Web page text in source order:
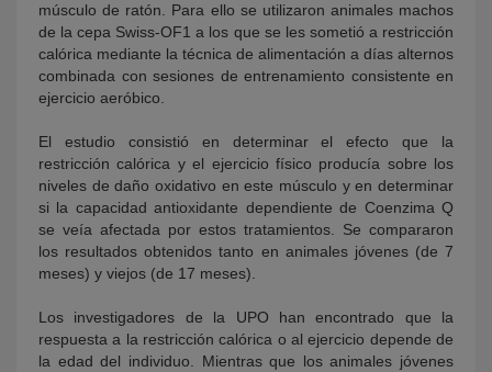
músculo de ratón. Para ello se utilizaron animales machos
de la cepa Swiss-OF1 a los que se les sometió a restricción
calórica mediante la técnica de alimentación a días alternos
combinada con sesiones de entrenamiento consistente en
ejercicio aeróbico.
El estudio consistió en determinar el efecto que la
restricción calórica y el ejercicio físico producía sobre los
niveles de daño oxidativo en este músculo y en determinar
si la capacidad antioxidante dependiente de Coenzima Q
se veía afectada por estos tratamientos. Se compararon
los resultados obtenidos tanto en animales jóvenes (de 7
meses) y viejos (de 17 meses).
Los investigadores de la UPO han encontrado que la
respuesta a la restricción calórica o al ejercicio depende de
la edad del individuo. Mientras que los animales jóvenes